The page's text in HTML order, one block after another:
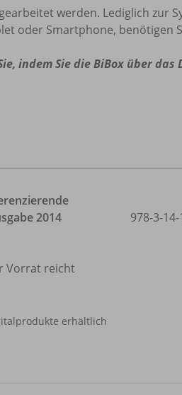
werden. Lediglich zur
oder Smartphone, benötigen
indem Sie die BiBox über das
2014
Vorrat reicht
erhältlich
978-3-